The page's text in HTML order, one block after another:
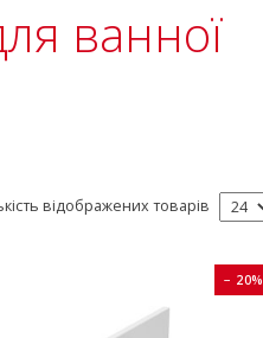
ванної
відображених товарів
− 20%